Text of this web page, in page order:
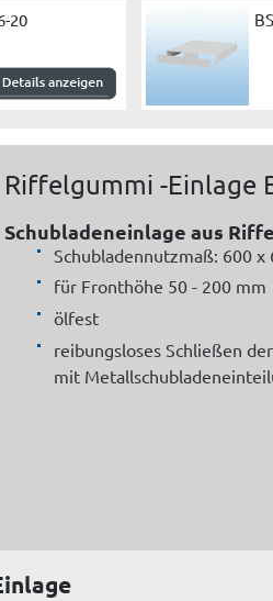
20
Riffelgummi -Einlage
Schubladeneinlage aus
Schubladennutzmaß: 600 x
für Fronthöhe 50 - 200 mm
ölfest
reibungsloses Schließen
mit